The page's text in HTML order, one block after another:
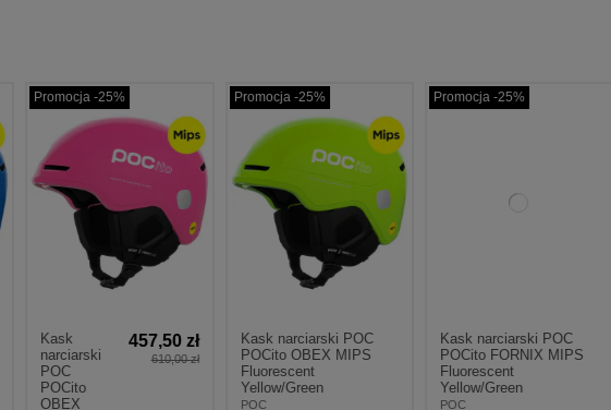
457,50 zł
610,00 zł
Kask narciarski POC
POCito OBEX MIPS
Fluorescent
Kask narciarski POC
POCito FORNIX MIPS
Kask
narciarski